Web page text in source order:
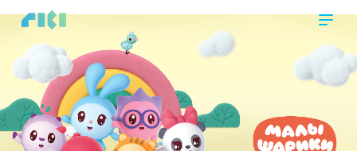
https://www.high-endrolex.com/45